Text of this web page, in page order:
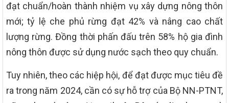
đạt chuẩn/hoàn thành nhiệm vụ xây dựng nông thôn
mới; tỷ lệ che phủ rừng đạt 42% và nâng cao chất
lượng rừng. Đồng thời phấn đấu trên 58% hộ gia đình
nông thôn được sử dụng nước sạch theo quy chuẩn.
Tuy nhiên, theo các hiệp hội, để đạt được mục tiêu đề
ra trong năm 2024, cần có sự hỗ trợ của Bộ NN-PTNT,